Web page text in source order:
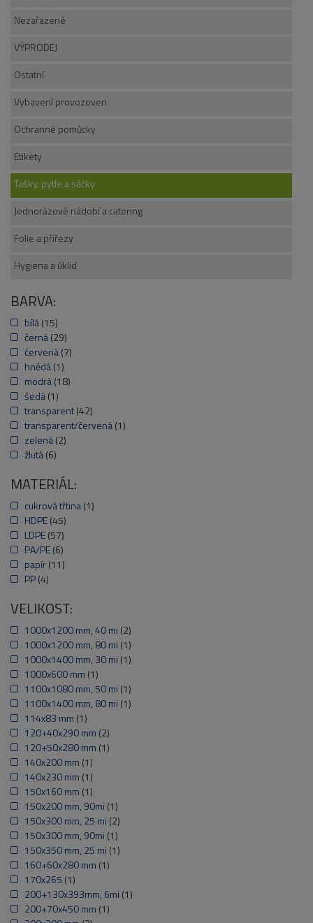
Nezařazené
VÝPRODEJ
Ostatní
Vybavení provozoven
Ochranné pomůcky
Etikety
Tašky, pytle a sáčky
Jednorázové nádobí a catering
Folie a přířezy
Hygiena a úklid
BARVA:
bílá (15)
černá (29)
červená (7)
hnědá (1)
modrá (18)
šedá (1)
transparent (42)
transparent/červená (1)
zelená (2)
žlutá (6)
MATERIÁL:
cukrová třtina (1)
HDPE (45)
LDPE (57)
PA/PE (6)
papír (11)
PP (4)
VELIKOST:
1000x1200 mm, 40 mi (2)
1000x1200 mm, 80 mi (1)
1000x1400 mm, 30 mi (1)
1000x600 mm (1)
1100x1080 mm, 50 mi (1)
1100x1400 mm, 80 mi (1)
114x83 mm (1)
120+40x290 mm (2)
120+50x280 mm (1)
140x200 mm (1)
140x230 mm (1)
150x160 mm (1)
150x200 mm, 90mi (1)
150x300 mm, 25 mi (2)
150x300 mm, 90mi (1)
150x350 mm, 25 mi (1)
160+60x280 mm (1)
170x265 (1)
200+130x393mm, 6mi (1)
200+70x450 mm (1)